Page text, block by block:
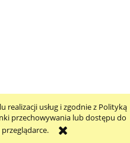
realizacji usług i zgodnie z Polityką
przechowywania lub dostępu do